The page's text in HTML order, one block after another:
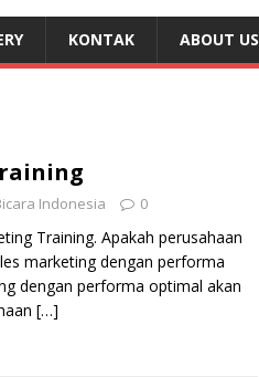
KONTAK ABOUT US
Indonesia 0
Training. Apakah perusahaan
marketing dengan performa
dengan performa optimal akan
[…]